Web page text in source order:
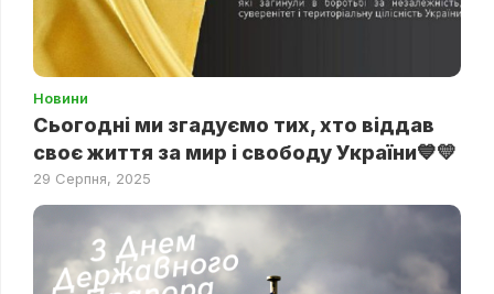
Новини
Сьогодні ми згадуємо тих, хто віддав
своє життя за мир і свободу України💙💛
29 Серпня, 2025